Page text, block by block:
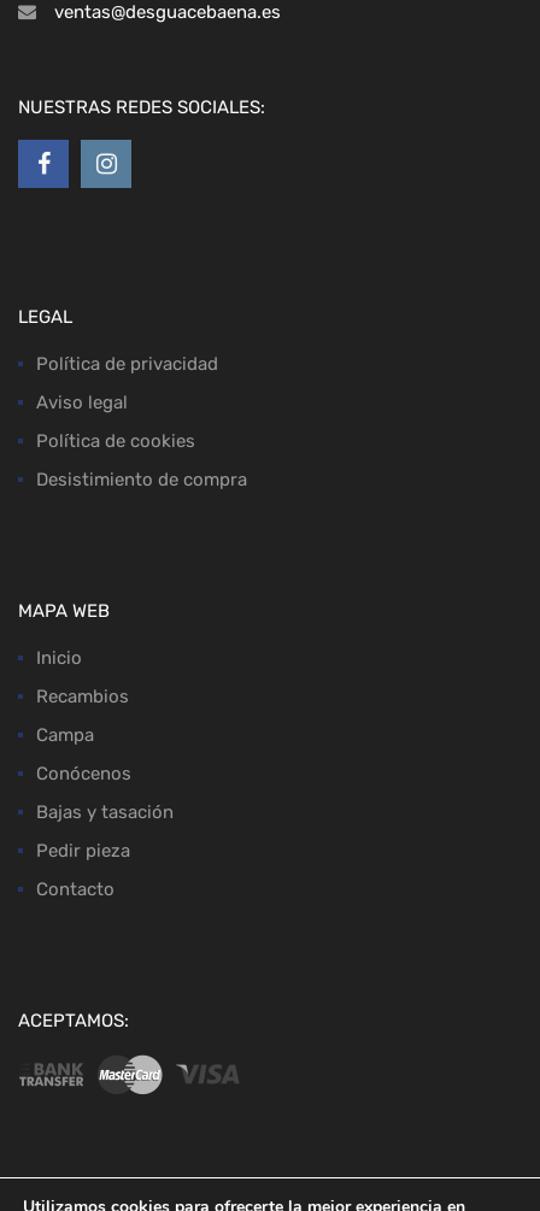
ventas@desguacebaena.es
NUESTRAS REDES SOCIALES:
LEGAL
Política de privacidad
Aviso legal
Política de cookies
Desistimiento de compra
MAPA WEB
Inicio
Recambios
Campa
Conócenos
Bajas y tasación
Pedir pieza
Contacto
ACEPTAMOS: